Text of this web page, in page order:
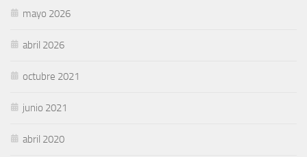
mayo 2026
abril 2026
octubre 2021
junio 2021
abril 2020